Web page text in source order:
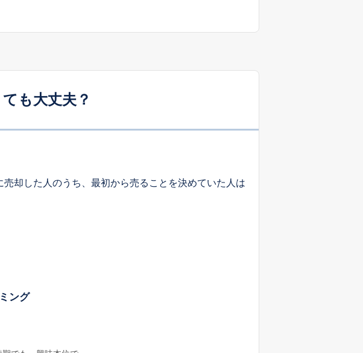
も大丈夫？
却した人のうち、最初から売ることを決めていた人は
ング